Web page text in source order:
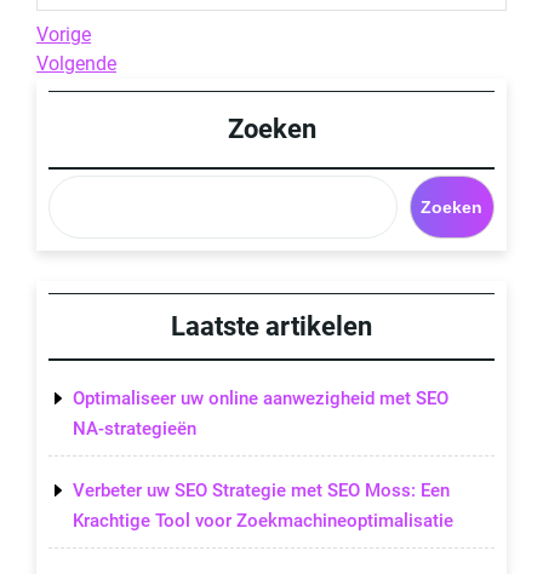
Berichtnavigatie
Previous
Post
Vorige
Next
Post
Volgende
Zoeken
Zoeken
Laatste artikelen
Optimaliseer uw online aanwezigheid met SEO
NA-strategieën
Verbeter uw SEO Strategie met SEO Moss: Een
Krachtige Tool voor Zoekmachineoptimalisatie